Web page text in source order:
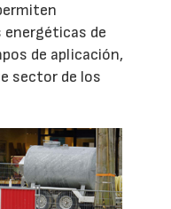
de
de aplicación,
sector de los